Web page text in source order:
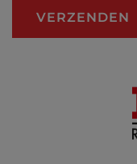
VERZENDEN